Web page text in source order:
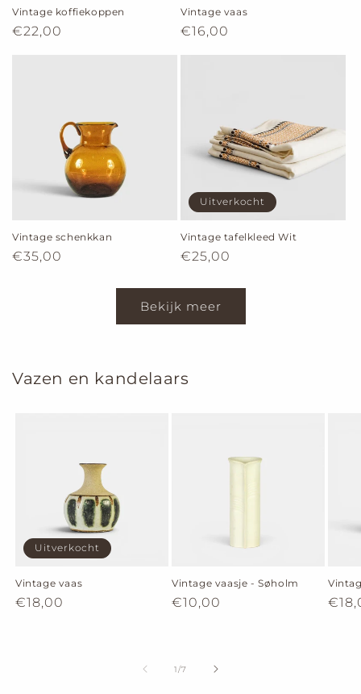
Vintage koffiekoppen
Normale
€22,00
Vintage vaas
Normale
€16,00
Vintage schenkkan
Normale
€35,00
Uitverkocht
Vintage tafelkleed Wit
Normale
€25,00
Bekijk meer
Vazen en kandelaars
Uitverkocht
Vintage vaas
Normale
€18,00
Vintage vaasje - Søholm
Normale
€10,00
1/van
7